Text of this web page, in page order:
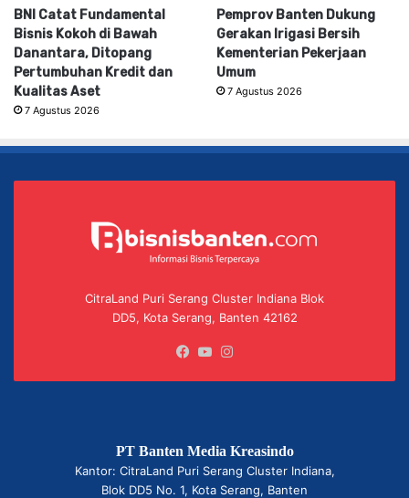
BNI Catat Fundamental
Bisnis Kokoh di Bawah
Danantara, Ditopang
Pertumbuhan Kredit dan
Kualitas Aset
7 Agustus 2026
Pemprov Banten Dukung
Gerakan Irigasi Bersih
Kementerian Pekerjaan
Umum
7 Agustus 2026
CitraLand Puri Serang Cluster Indiana Blok
DD5, Kota Serang, Banten 42162
Facebook
YouTube
PT Banten Media Kreasindo
Kantor: CitraLand Puri Serang Cluster Indiana,
Blok DD5 No. 1, Kota Serang, Banten